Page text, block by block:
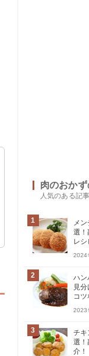
肉のおか
人気のある記
1
メ
選！
レシ
2024
2
ハン
見
コツ
2023
3
チキ
選！
介！